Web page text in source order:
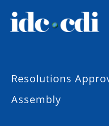
Resolutions
Assembly